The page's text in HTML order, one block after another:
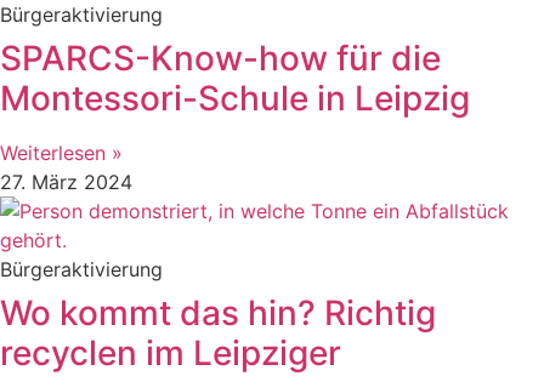
Bürgeraktivierung
SPARCS-Know-how für die
Montessori-Schule in Leipzig
Weiterlesen »
27. März 2024
Bürgeraktivierung
Wo kommt das hin? Richtig
recyclen im Leipziger